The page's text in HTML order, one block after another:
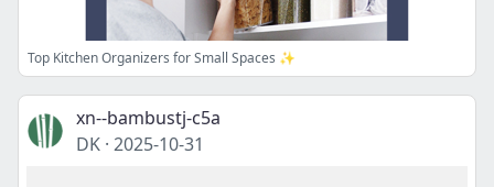
Top Kitchen Organizers for Small Spaces ✨
xn--bambustj-c5a
DK · 2025-10-31